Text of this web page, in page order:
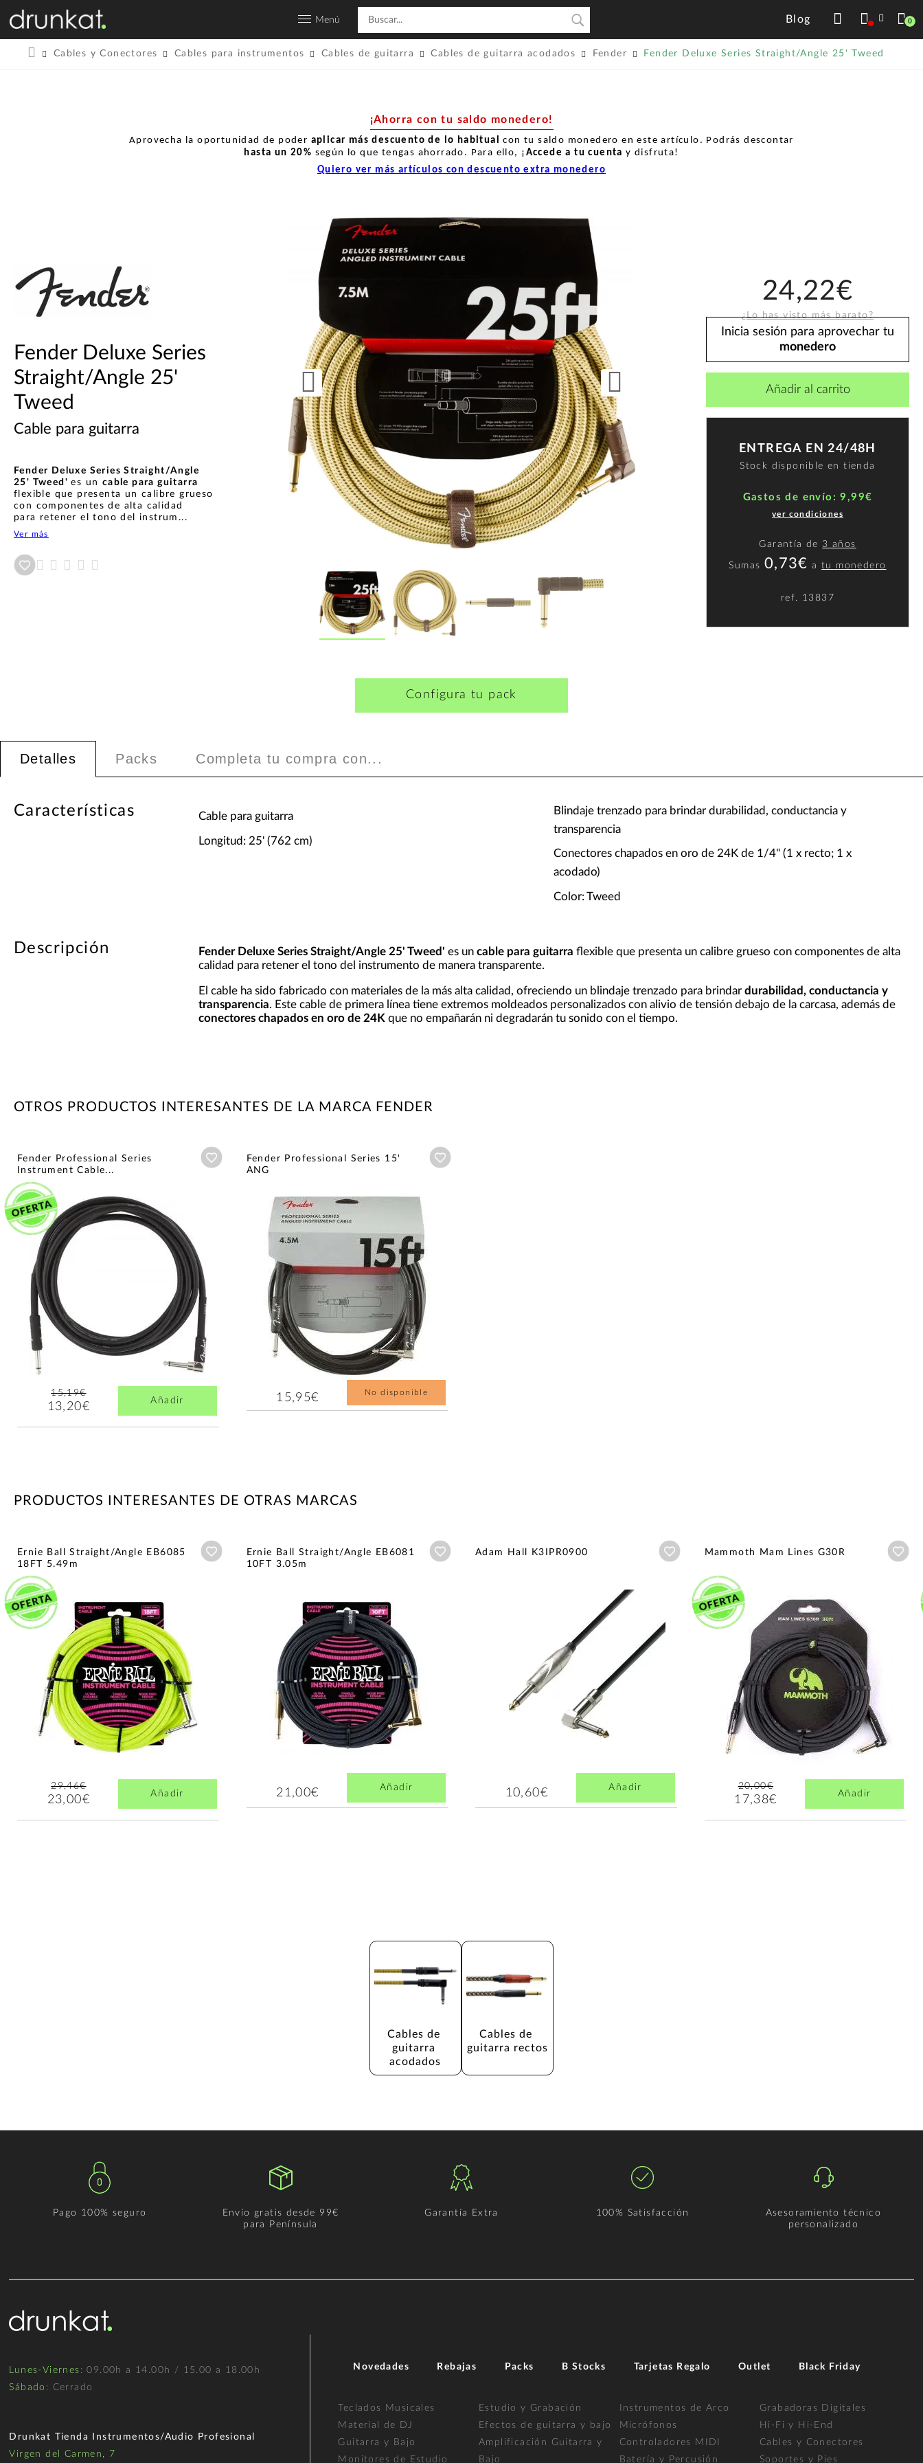
Menú Blog 0
Cables y Conectores Cables para instrumentos Cables de guitarra Cables de guitarra acodados Fender Fender Deluxe Series Straight/Angle 25' Tweed
¡Ahorra con tu saldo monedero!
Aprovecha la oportunidad de poder aplicar más descuento de lo habitual con tu saldo monedero en este artículo. Podrás descontar
hasta un 20% según lo que tengas ahorrado. Para ello, ¡ Accede a tu cuenta y disfruta!
Quiero ver más artículos con descuento extra monedero
Fender Deluxe Series
Straight/Angle 25'
Tweed
Cable para guitarra
Fender Deluxe Series Straight/Angle
25' Tweed'es un cable para guitarra
flexible que presenta un calibre grueso
con componentes de alta calidad
para retener el tono del instrum...
Ver más
Añadir a wishlist
Configura tu pack
24,22€
¿Lo has visto más barato?
Inicia sesión para aprovechar tu
monedero
Añadir al carrito
ENTREGA EN 24/48H
Stock disponible en tienda
Gastos de envío: 9,99€
ver condiciones
Garantía de 3 años
Sumas 0,73€ atu monedero
ref. 13837
Detalles Packs Completa tu compra con...
Características Cable para guitarra
Longitud: 25' (762 cm)
Blindaje trenzado para brindar durabilidad, conductancia y
transparencia
Conectores chapados en oro de 24K de 1/4" (1 x recto; 1 x
acodado)
Color: Tweed
Descripción Fender Deluxe Series Straight/Angle 25' Tweed' es un cable para guitarra flexible que presenta un calibre grueso con componentes de alta
calidad para retener el tono del instrumento de manera transparente.
El cable ha sido fabricado con materiales de la más alta calidad, ofreciendo un blindaje trenzado para brindar durabilidad, conductancia y
transparencia. Este cable de primera línea tiene extremos moldeados personalizados con alivio de tensión debajo de la carcasa, además de
conectores chapados en oro de 24K que no empañarán ni degradarán tu sonido con el tiempo.
OTROS PRODUCTOS INTERESANTES DE LA MARCA FENDER
Fender Professional Series
Instrument Cable...
Añadir a wishlist
15,19€
13,20€ Añadir
Fender Professional Series 15'
ANG
15,95€ No disponible
PRODUCTOS INTERESANTES DE OTRAS MARCAS
Ernie Ball Straight/Angle EB6085
18FT 5.49m
Añadir a wishlist
29,46€
23,00€ Añadir
Ernie Ball Straight/Angle EB6081
10FT 3.05m
Añadir a wishlist
21,00€ Añadir
Adam Hall K3IPR0900 Añadir a wishlist
10,60€ Añadir
Mammoth Mam Lines G30R
20,00€
17,38€ Añadir
Cables de
guitarra
acodados
Cables de
guitarra rectos
Pago 100% seguro
Envío gratis desde 99€
para Península
Garantía Extra 100% Satisfacción
Asesoramiento técnico
personalizado
Lunes-Viernes : 09.00h a 14.00h / 15.00 a 18.00h
Sábado : Cerrado
Drunkat Tienda Instrumentos/Audio Profesional
Virgen del Carmen, 7
Novedades Rebajas Packs B Stocks Tarjetas Regalo Outlet Black Friday
Teclados Musicales
Material de DJ
Guitarra y Bajo
Monitores de Estudio
Estudio y Grabación
Efectos de guitarra y bajo
Amplificación Guitarra y
Bajo
Instrumentos de Arco
Micrófonos
Controladores MIDI
Batería y Percusión
Grabadoras Digitales
Hi-Fi y Hi-End
Cables y Conectores
Soportes y Pies